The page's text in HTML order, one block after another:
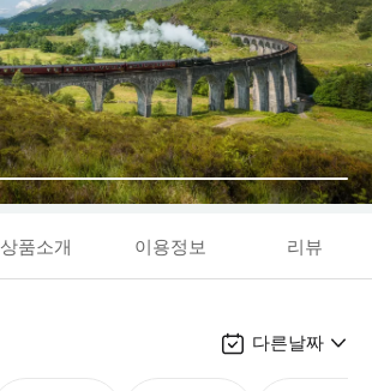
상품소개 이용정보 리뷰
다른날짜